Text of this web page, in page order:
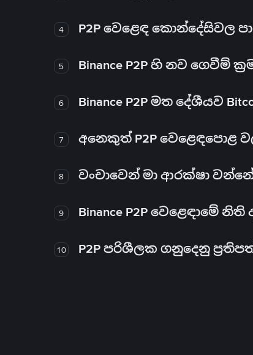
4 P2P වෙළෙඳ කොන්දේසිවල
5 Binance P2P හි නව ගෙවීම්
6 Binance P2P මත දේශීයව
7 අනෙකුත් P2P වෙළෙඳපොළ
8 වංචාවෙන් මා ආරක්ෂා වන්නේ
9 Binance P2P වෙළෙඳාමේ
10 P2P පරිශීලක ගනුදෙනු